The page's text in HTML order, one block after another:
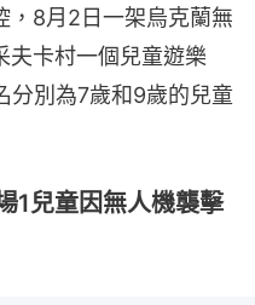
，8月2日一架烏克蘭無
夫卡村一個兒童遊樂
分別為7歲和9歲的兒童
1兒童因無人機襲擊